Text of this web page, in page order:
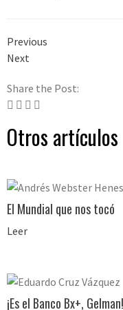
Previous
Next
Share the Post:
Otros artículos
El Mundial que nos tocó
Leer
¡Es el Banco Bx+, Gelman!